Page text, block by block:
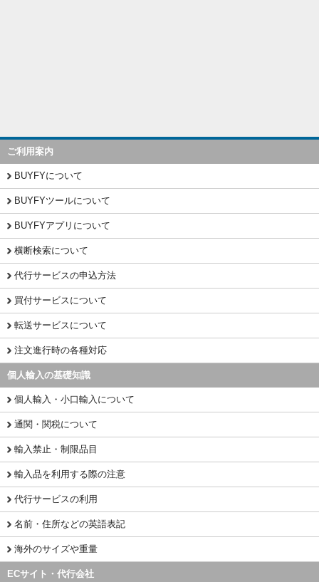
ご利用案内
BUYFYについて
BUYFYツールについて
BUYFYアプリについて
横断検索について
代行サービスの申込方法
買付サービスについて
転送サービスについて
注文進行時の各種対応
個人輸入の基礎知識
個人輸入・小口輸入について
通関・関税について
輸入禁止・制限品目
輸入品を利用する際の注意
代行サービスの利用
名前・住所などの英語表記
海外のサイズや重量
ECサイト・代行会社